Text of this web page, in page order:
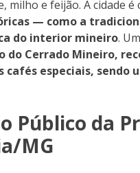
milho e feijão. A cidade é
— como a
do interior mineiro.
do Cerrado Mineiro,
cafés especiais,
Público da
MG